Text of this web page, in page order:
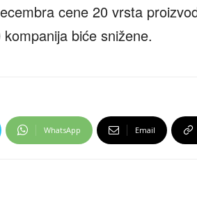
cene 20 vrsta
biće snižene.
WhatsApp Email